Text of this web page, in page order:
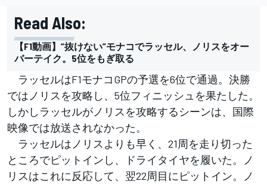
Read Also:
【F1動画】”抜けない”モナコでラッセル、ノリスをオー
バーテイク。5位をもぎ取る
ラッセルはF1モナコGPの予選を6位で通過。決勝
ではノリスを攻略し、5位フィニッシュを果たした。
しかしラッセルがノリスを攻略するシーンは、国際
映像では放送されなかった。
ラッセルはノリスよりも早く、21周を走り切った
ところでピットインし、ドライタイヤを履いた。ノ
リスはこれに反応して、翌22周目にピットイン。ノ